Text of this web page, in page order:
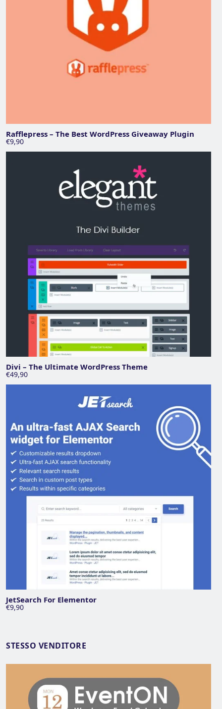
Rafflepress – The Best WordPress Giveaway Plugin
€9,90
Divi – The Ultimate WordPress Theme
€49,90
JetSearch For Elementor
€9,90
STESSO VENDITORE